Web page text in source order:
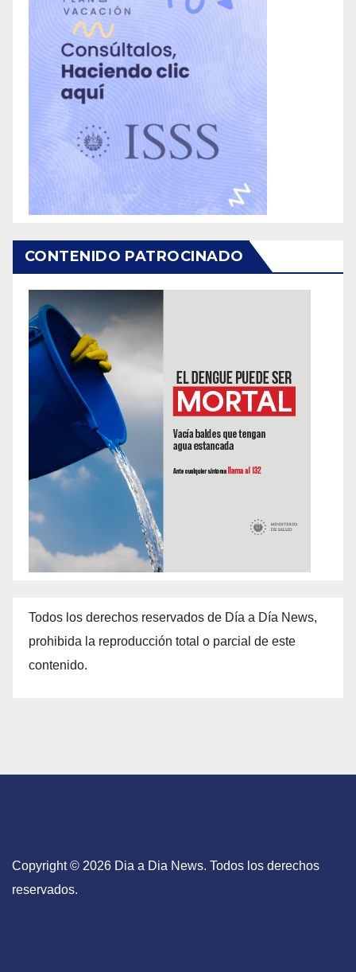
CONTENIDO PATROCINADO
Todos los derechos reservados de Día a Día News,
prohibida la reproducción total o parcial de este
contenido.
Copyright © 2026 Dia a Dia News. Todos los derechos
reservados.